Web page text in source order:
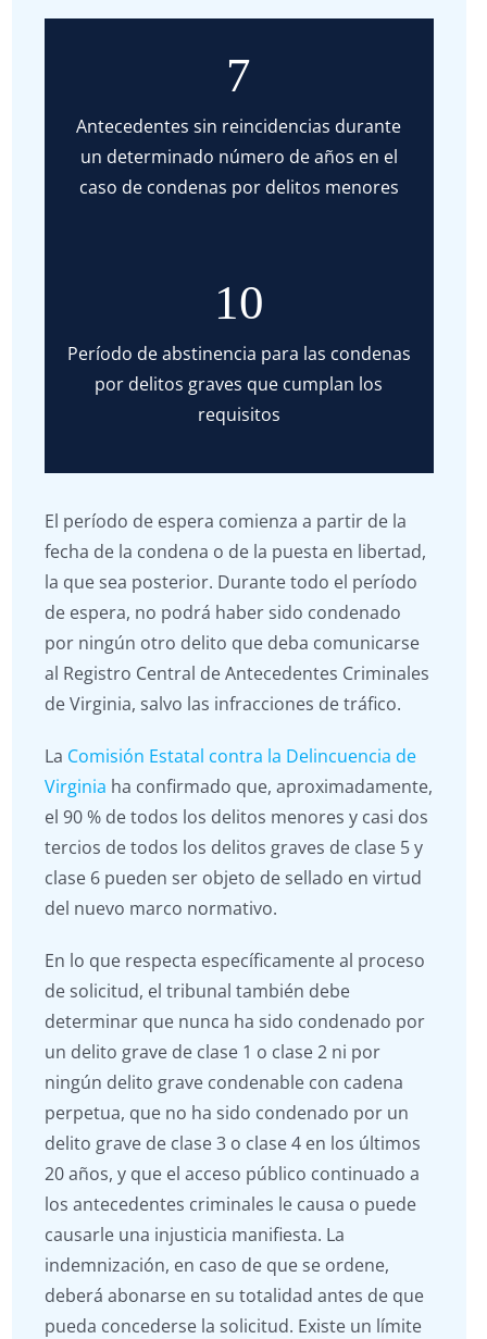
7
Antecedentes sin reincidencias durante
un determinado número de años en el
caso de condenas por delitos menores
10
Período de abstinencia para las condenas
por delitos graves que cumplan los
requisitos
El período de espera comienza a partir de la
fecha de la condena o de la puesta en libertad,
la que sea posterior. Durante todo el período
de espera, no podrá haber sido condenado
por ningún otro delito que deba comunicarse
al Registro Central de Antecedentes Criminales
de Virginia, salvo las infracciones de tráfico.
La Comisión Estatal contra la Delincuencia de
Virginia ha confirmado que, aproximadamente,
el 90 % de todos los delitos menores y casi dos
tercios de todos los delitos graves de clase 5 y
clase 6 pueden ser objeto de sellado en virtud
del nuevo marco normativo.
En lo que respecta específicamente al proceso
de solicitud, el tribunal también debe
determinar que nunca ha sido condenado por
un delito grave de clase 1 o clase 2 ni por
ningún delito grave condenable con cadena
perpetua, que no ha sido condenado por un
delito grave de clase 3 o clase 4 en los últimos
20 años, y que el acceso público continuado a
los antecedentes criminales le causa o puede
causarle una injusticia manifiesta. La
indemnización, en caso de que se ordene,
deberá abonarse en su totalidad antes de que
pueda concederse la solicitud. Existe un límite